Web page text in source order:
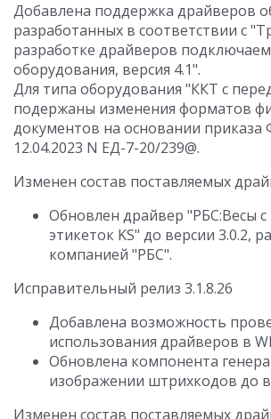
Добавлена поддержка драйверов
разработанных в соответствии с
разработке драйверов
оборудования, версия 4.1".
Для типа оборудования "ККТ с
подержаны изменения форматов
документов на основании приказа
12.04.2023 N ЕД-7-20/239@.
Изменен состав поставляемых
Обновлен драйвер "РБС:Весы
этикеток KS" до версии 3.0.2,
компанией "РБС".
Исправительный релиз 3.1.8.26
Добавлена возможность
использования драйверов в
Обновлена компонента
изображении штрихкодов до
Изменен состав поставляемых